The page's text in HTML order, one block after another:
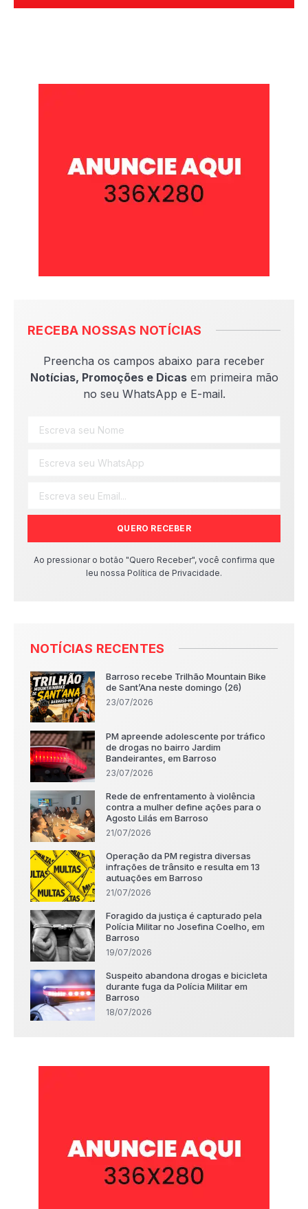
RECEBA NOSSAS NOTÍCIAS
Preencha os campos abaixo para receber
Notícias, Promoções e Dicasem primeira mão
no seu WhatsApp e E-mail.
QUERO RECEBER
Ao pressionar o botão "Quero Receber", você confirma que
leu nossa Política de Privacidade.
NOTÍCIAS RECENTES
Barroso recebe Trilhão Mountain Bike
de Sant’Ana neste domingo (26)
23/07/2026
PM apreende adolescente por tráfico
de drogas no bairro Jardim
Bandeirantes, em Barroso
23/07/2026
Rede de enfrentamento à violência
contra a mulher define ações para o
Agosto Lilás em Barroso
21/07/2026
Operação da PM registra diversas
infrações de trânsito e resulta em 13
autuações em Barroso
21/07/2026
Foragido da justiça é capturado pela
Polícia Militar no Josefina Coelho, em
Barroso
19/07/2026
Suspeito abandona drogas e bicicleta
durante fuga da Polícia Militar em
Barroso
18/07/2026